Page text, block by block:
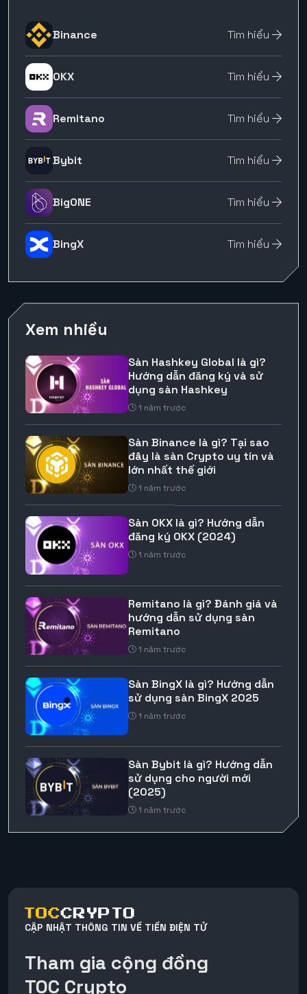
Binance Tìm hiểu
OKX Tìm hiểu
Remitano Tìm hiểu
Bybit Tìm hiểu
BigONE Tìm hiểu
BingX Tìm hiểu
Xem nhiều
Sàn Hashkey Global là gì?
Hướng dẫn đăng ký và sử
dụng sàn Hashkey
1 năm trước
Sàn Binance là gì? Tại sao
đây là sàn Crypto uy tín và
lớn nhất thế giới
1 năm trước
Sàn OKX là gì? Hướng dẫn
đăng ký OKX (2024)
1 năm trước
Remitano là gì? Đánh giá và
hướng dẫn sử dụng sàn
Remitano
1 năm trước
Sàn BingX là gì? Hướng dẫn
sử dụng sàn BingX 2025
1 năm trước
Sàn Bybit là gì? Hướng dẫn
sử dụng cho người mới
(2025)
1 năm trước
CẬP NHẬT THÔNG TIN VỀ TIỀN ĐIỆN TỬ
Tham gia cộng đồng
TOC Crypto